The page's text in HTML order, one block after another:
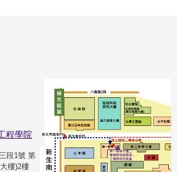
程學院
段1號 第
樓)2樓